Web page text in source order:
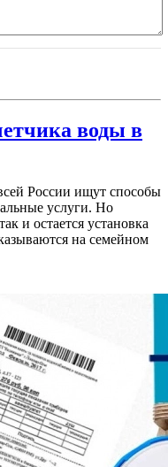
воды в
России ищут способы
услуги. Но
и остается установка
на семейном